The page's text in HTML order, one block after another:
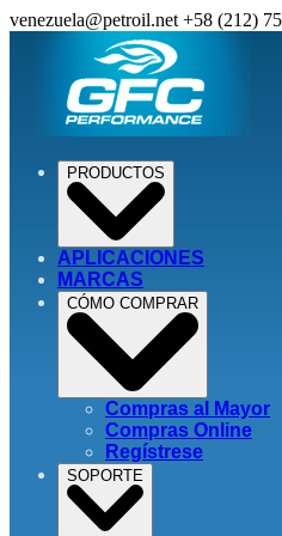
venezuela@petroil.net +58 (212)
PRODUCTOS
APLICACIONES
MARCAS
CÓMO COMPRAR
Compras al Mayor
Compras Online
Regístrese
SOPORTE